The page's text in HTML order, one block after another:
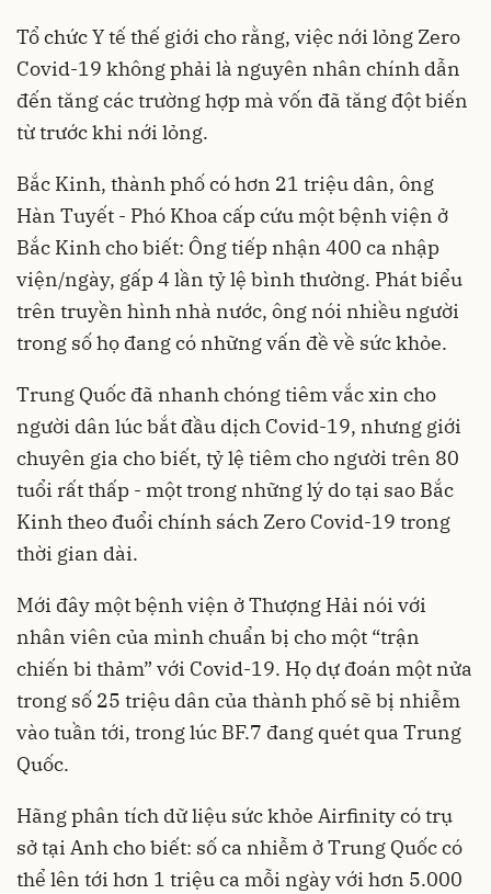
Tổ chức Y tế thế giới cho rằng, việc nới lỏng Zero
Covid-19 không phải là nguyên nhân chính dẫn
đến tăng các trường hợp mà vốn đã tăng đột biến
từ trước khi nới lỏng.
Bắc Kinh, thành phố có hơn 21 triệu dân, ông
Hàn Tuyết - Phó Khoa cấp cứu một bệnh viện ở
Bắc Kinh cho biết: Ông tiếp nhận 400 ca nhập
viện/ngày, gấp 4 lần tỷ lệ bình thường. Phát biểu
trên truyền hình nhà nước, ông nói nhiều người
trong số họ đang có những vấn đề về sức khỏe.
Trung Quốc đã nhanh chóng tiêm vắc xin cho
người dân lúc bắt đầu dịch Covid-19, nhưng giới
chuyên gia cho biết, tỷ lệ tiêm cho người trên 80
tuổi rất thấp - một trong những lý do tại sao Bắc
Kinh theo đuổi chính sách Zero Covid-19 trong
thời gian dài.
Mới đây một bệnh viện ở Thượng Hải nói với
nhân viên của mình chuẩn bị cho một “trận
chiến bi thảm” với Covid-19. Họ dự đoán một nửa
trong số 25 triệu dân của thành phố sẽ bị nhiễm
vào tuần tới, trong lúc BF.7 đang quét qua Trung
Quốc.
Hãng phân tích dữ liệu sức khỏe Airfinity có trụ
sở tại Anh cho biết: số ca nhiễm ở Trung Quốc có
thể lên tới hơn 1 triệu ca mỗi ngày với hơn 5.000